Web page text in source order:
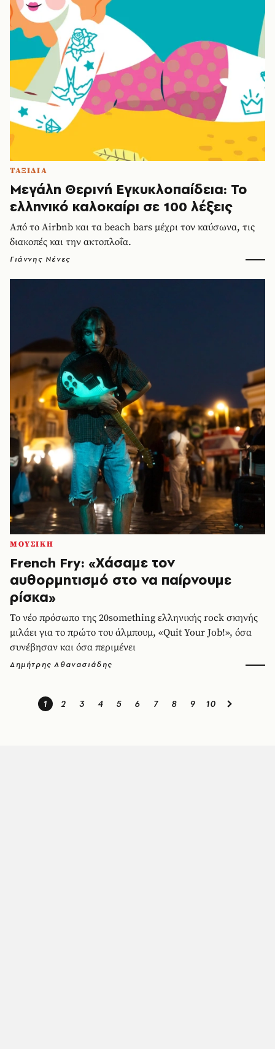
ΤΑΞΙΔΙΑ
Μεγάλη Θερινή Εγκυκλοπαίδεια: Το
ελληνικό καλοκαίρι σε 100 λέξεις
Από το Airbnb και τα beach bars μέχρι τον καύσωνα, τις
διακοπές και την ακτοπλοΐα.
Γιάννης Νένες
ΜΟΥΣΙΚΗ
French Fry: «Χάσαμε τον
αυθορμητισμό στο να παίρνουμε
ρίσκα»
Το νέο πρόσωπο της 20something ελληνικής rock σκηνής
μιλάει για το πρώτο του άλμπουμ, «Quit Your Job!», όσα
συνέβησαν και όσα περιμένει
Δημήτρης Αθανασιάδης
1 2 3 4 5 6 7 8 9 10